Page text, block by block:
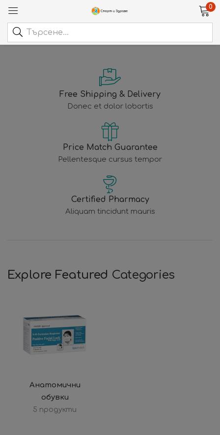
0
Free Shipping & Delivery
Donec et dolor lobortis
Price Match Guarantee
Pellentesque cursus tempor
Certified Pharmacy
Aliquam tincidunt mauris
Explore Featured Categories
Анатомични
обувки
5 продукти